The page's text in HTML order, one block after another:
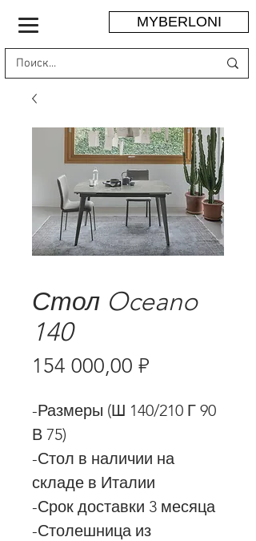
MYBERLONI
Стол Oceano
140
154 000,00 ₽
-Размеры (Ш 140/210 Г 90
В 75)
-Стол в наличии на
складе в Италии
-Срок доставки 3 месяца
-Столешница из